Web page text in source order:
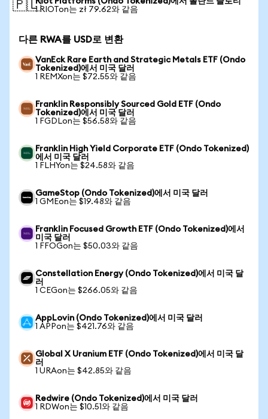
🇵🇱1 RIOTon는 zł 79.62와 같음
다른 RWA를 USD로 변환
VanEck Rare Earth and Strategic Metals ETF (Ondo
Tokenized)에서 미국 달러
1 REMXon는 $72.55와 같음
Franklin Responsibly Sourced Gold ETF (Ondo
Tokenized)에서 미국 달러
1 FGDLon는 $56.58와 같음
Franklin High Yield Corporate ETF (Ondo Tokenized)
에서 미국 달러
1 FLHYon는 $24.58와 같음
GameStop (Ondo Tokenized)에서 미국 달러
1 GMEon는 $19.48와 같음
Franklin Focused Growth ETF (Ondo Tokenized)에서
미국 달러
1 FFOGon는 $50.03와 같음
Constellation Energy (Ondo Tokenized)에서 미국 달
러
1 CEGon는 $266.05와 같음
AppLovin (Ondo Tokenized)에서 미국 달러
1 APPon는 $421.76와 같음
Global X Uranium ETF (Ondo Tokenized)에서 미국 달
러
1 URAon는 $42.85와 같음
Redwire (Ondo Tokenized)에서 미국 달러
1 RDWon는 $10.51와 같음